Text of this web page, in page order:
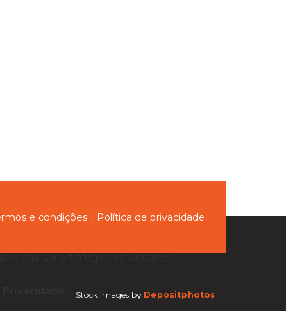
e condições | Política de privacidade
Stock images by Depositphotos
e analisar o tráfego nos websites.